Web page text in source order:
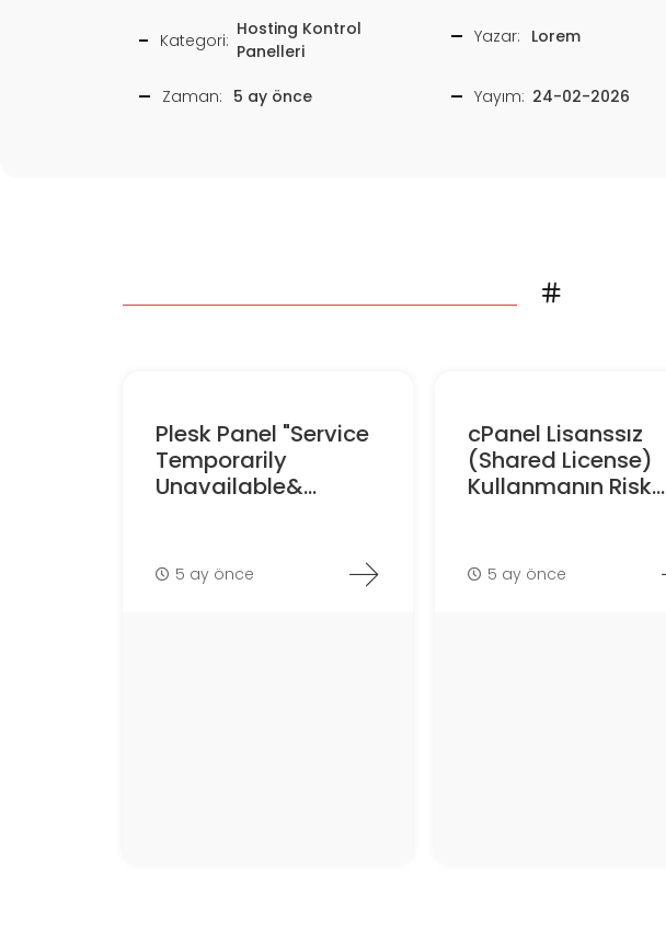
Kategori:
Hosting Kontrol
Panelleri
Yazar: Lorem
Zaman: 5 ay önce Yayım: 24-02-2026
Plesk Panel "Service
Temporarily
Unavailable&...
5 ay önce
cPanel Lisanssız
(Shared License)
Kullanmanın Risk...
5 ay önce